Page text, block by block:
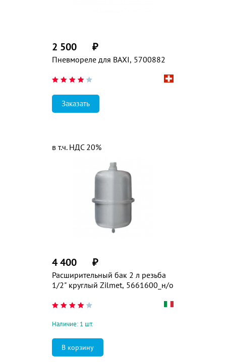
Пневмореле для BAXI, 5700882
2 500 ₽
Заказать
Расширительный бак 2 л резьба
1/2" круглый Zilmet, 5661600_н/о
4 400 ₽
в т.ч. НДС 20%
Наличие: 1 шт.